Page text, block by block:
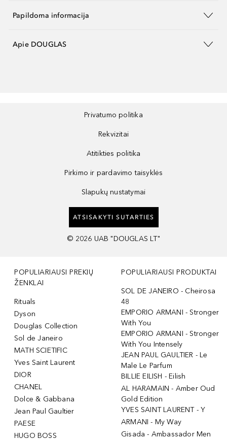
Papildoma informacija
Apie DOUGLAS
Privatumo politika
Rekvizitai
Atitikties politika
Pirkimo ir pardavimo taisyklės
Slapukų nustatymai
ATSISAKYTI SUTARTIES
© 2026 UAB "DOUGLAS LT"
POPULIARIAUSI PREKIŲ
ŽENKLAI
Rituals
Dyson
Douglas Collection
Sol de Janeiro
MATH SCIETIFIC
Yves Saint Laurent
DIOR
CHANEL
Dolce & Gabbana
Jean Paul Gaultier
PAESE
HUGO BOSS
POPULIARIAUSI PRODUKTAI
SOL DE JANEIRO - Cheirosa
48
EMPORIO ARMANI - Stronger
With You
EMPORIO ARMANI - Stronger
With You Intensely
JEAN PAUL GAULTIER - Le
Male Le Parfum
BILLIE EILISH - Eilish
AL HARAMAIN - Amber Oud
Gold Edition
YVES SAINT LAURENT - Y
ARMANI - My Way
Gisada - Ambassador Men